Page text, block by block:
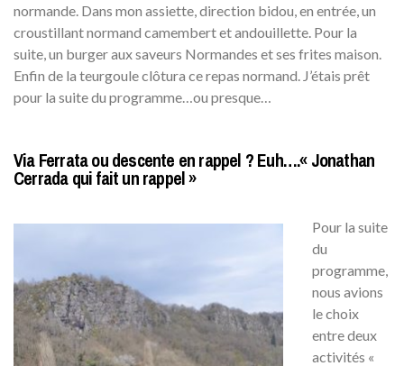
normande. Dans mon assiette, direction bidou, en entrée, un
croustillant normand camembert et andouillette. Pour la
suite, un burger aux saveurs Normandes et ses frites maison.
Enfin de la teurgoule clôtura ce repas normand. J’étais prêt
pour la suite du programme…ou presque…
Via Ferrata ou descente en rappel ? Euh….« Jonathan
Cerrada qui fait un rappel »
Pour la suite
du
programme,
nous avions
le choix
entre deux
activités «